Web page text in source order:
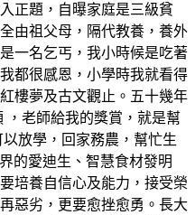
正題，自曝家庭是三級貧
由祖父母，隔代教養，養外
一名乞丐，我小時候是吃著
都很感恩，小學時我就看得
樓夢及古文觀止。五十幾年
，老師給我的獎賞，就是幫
放學，回家務農，幫忙生
的愛迪生、智慧食材發明
培養自信心及能力，接受榮
惡劣，更要愈挫愈勇。長大